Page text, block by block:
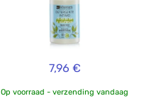
7,96 €
Op voorraad - verzending vandaag